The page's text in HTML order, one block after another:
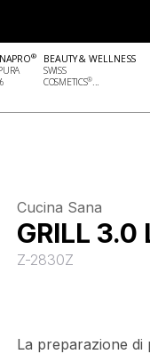
®
BEAUTY & WELLNESS
SWISS
COSMETICS®...
Cucina Sana
GRILL 3.0
Z-2830Z
La preparazione di